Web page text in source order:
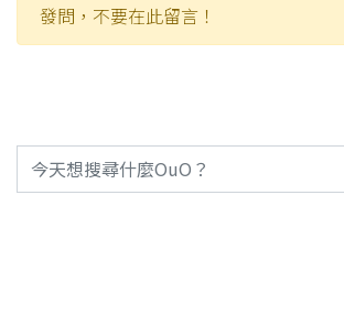
發問，不要在此留言！